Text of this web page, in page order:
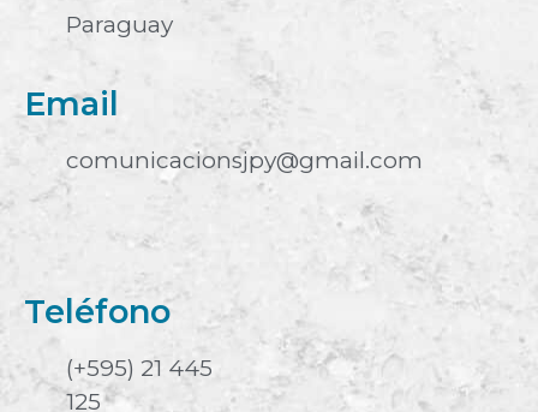
Paraguay
Email
comunicacionsjpy@gmail.com
Teléfono
(+595) 21 445
125